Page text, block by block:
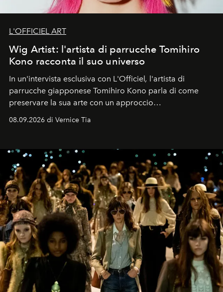
L'OFFICIEL ART
Wig Artist: l'artista di parrucche Tomihiro
Kono racconta il suo universo
In un'intervista esclusiva con L'Officiel, l'artista di
parrucche giapponese Tomihiro Kono parla di come
preservare la sua arte con un approccio
08.09.2026 di Vernice Tia